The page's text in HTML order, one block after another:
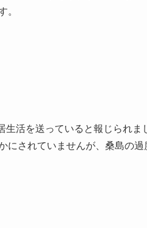
。
生活を送っていると報じられ
にされていませんが、桑島の